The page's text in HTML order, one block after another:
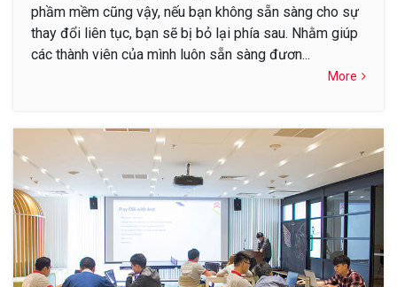
phầm mềm cũng vậy, nếu bạn không sẵn sàng cho sự
thay đổi liên tục, bạn sẽ bị bỏ lại phía sau. Nhằm giúp
các thành viên của mình luôn sẵn sàng đươn...
More